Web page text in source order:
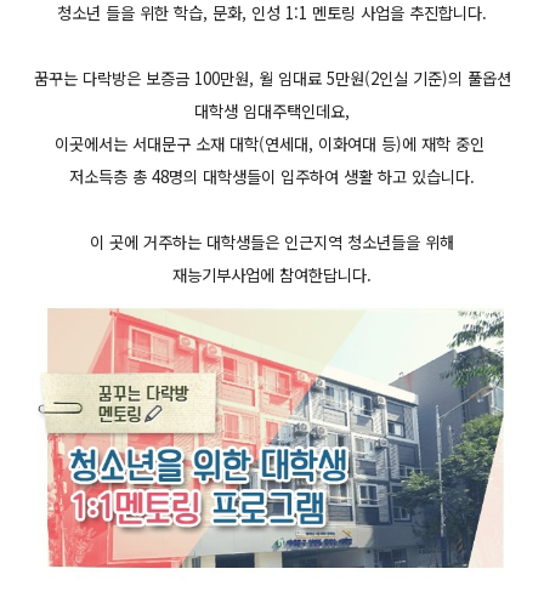
청소년 들을 위한 학습, 문화, 인성 1:1 멘토링 사업을 추진합니다.
꿈꾸는 다락방은 보증금 100만원, 월 임대료 5만원(2인실 기준)의 풀옵션
대학생 임대주택인데요,
이곳에서는 서대문구 소재 대학(연세대, 이화여대 등)에 재학 중인
저소득층 총 48명의 대학생들이 입주하여 생활 하고 있습니다.
이 곳에 거주하는 대학생들은 인근지역 청소년들을 위해
재능기부사업에 참여한답니다.